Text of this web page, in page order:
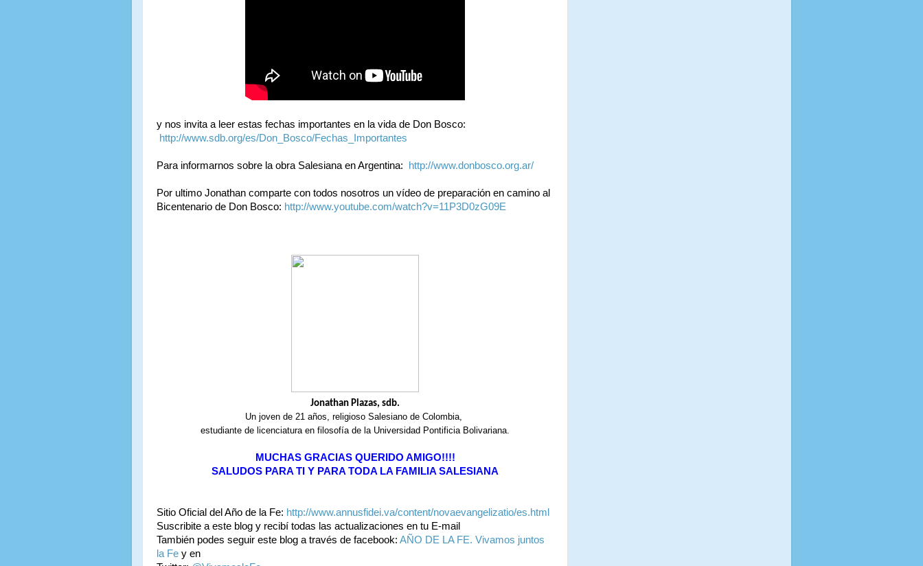
y nos invita a leer estas fechas importantes en la vida de Don Bosco:
http://www.sdb.org/es/Don_Bosco/Fechas_Importantes
Para informarnos sobre la obra Salesiana en Argentina: http://www.donbosco.org.ar/
Por ultimo Jonathan comparte con todos nosotros un vídeo de preparación en camino al
Bicentenario de Don Bosco: http://www.youtube.com/watch?v=11P3D0zG09E
Jonathan Plazas, sdb.
Un joven de 21 años, religioso Salesiano de Colombia,
estudiante de licenciatura en filosofía de la Universidad Pontificia Bolivariana.
MUCHAS GRACIAS QUERIDO AMIGO!!!!
SALUDOS PARA TI Y PARA TODA LA FAMILIA SALESIANA
Sitio Oficial del Año de la Fe: http://www.annusfidei.va/content/novaevangelizatio/es.html
Suscribite a este blog y recibí todas las actualizaciones en tu E-mail
También podes seguir este blog a través de facebook: AÑO DE LA FE. Vivamos juntos
la Fe y en